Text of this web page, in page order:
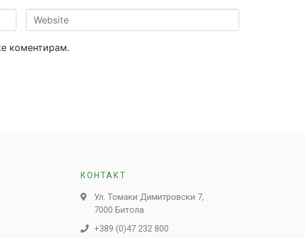
Website
коментирам.
КОНТАКТ
Ул. Томаки Димитровски 7,
7000 Битола
+389 (0)47 232 800